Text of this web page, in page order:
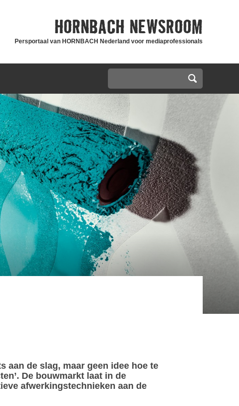
HORNBACH NEWSROOM
Persportaal van HORNBACH Nederland voor mediaprofessionals
aan de slag, maar geen idee hoe te
De bouwmarkt laat in de
afwerkingstechnieken aan de